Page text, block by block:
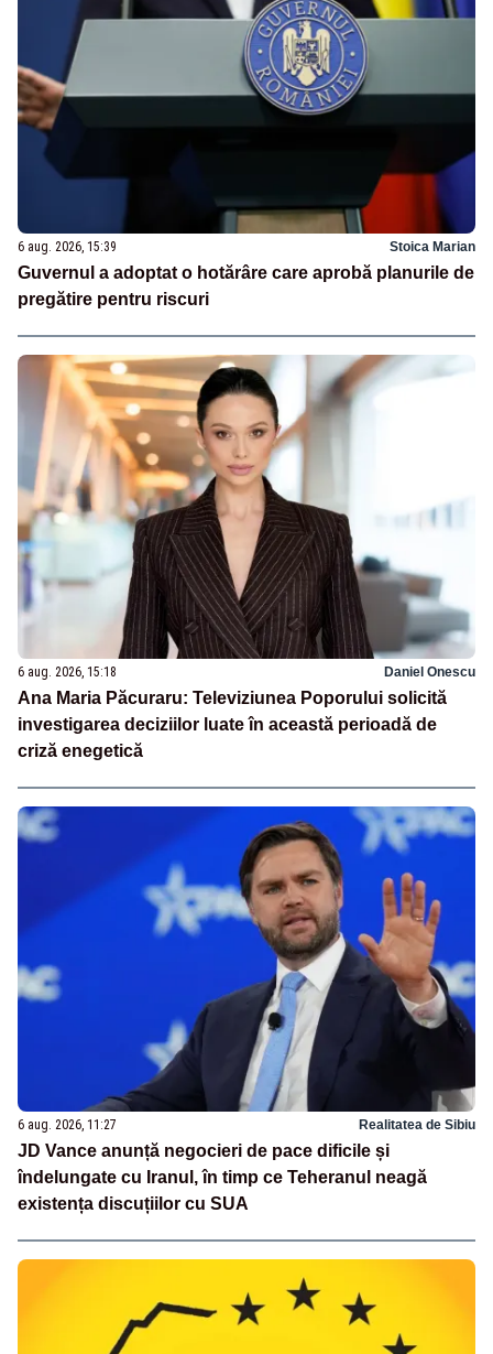
6 aug. 2026, 15:39 Stoica Marian
Guvernul a adoptat o hotărâre care aprobă planurile de
pregătire pentru riscuri
6 aug. 2026, 15:18 Daniel Onescu
Ana Maria Păcuraru: Televiziunea Poporului solicită
investigarea deciziilor luate în această perioadă de
criză enegetică
6 aug. 2026, 11:27 Realitatea de Sibiu
JD Vance anunță negocieri de pace dificile și
îndelungate cu Iranul, în timp ce Teheranul neagă
existența discuțiilor cu SUA